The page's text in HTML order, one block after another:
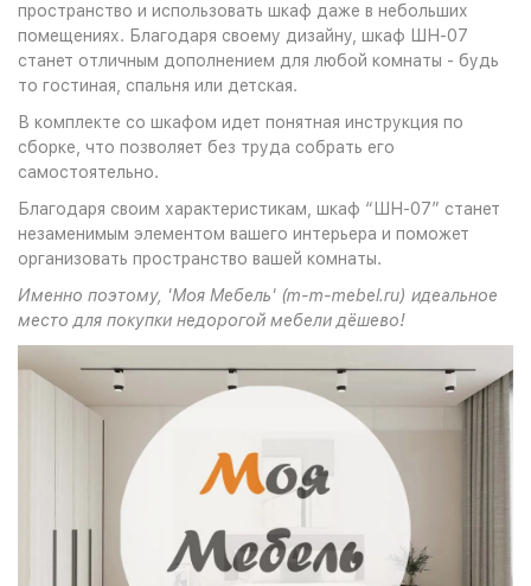
пространство и использовать шкаф даже в небольших
помещениях. Благодаря своему дизайну, шкаф ШН-07
станет отличным дополнением для любой комнаты - будь
то гостиная, спальня или детская.
В комплекте со шкафом идет понятная инструкция по
сборке, что позволяет без труда собрать его
самостоятельно.
Благодаря своим характеристикам, шкаф “ШН-07” станет
незаменимым элементом вашего интерьера и поможет
организовать пространство вашей комнаты.
Именно поэтому, 'Моя Мебель' (m-m-mebel.ru) идеальное
место для покупки недорогой мебели дёшево!